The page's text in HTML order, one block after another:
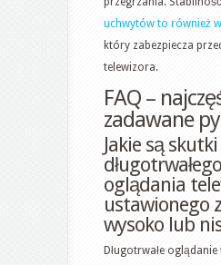
uchwytów to również
który zabezpiecza
telewizora.
FAQ –
zadawane
Jakie są skutki
długotrwałego
oglądania
ustawionego
wysoko lub
Długotrwałe